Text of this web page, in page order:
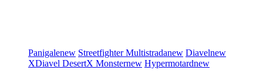
Panigalenew StreetfighterMultistradanew Diavelnew
XDiavel DesertX Monsternew Hypermotardnew